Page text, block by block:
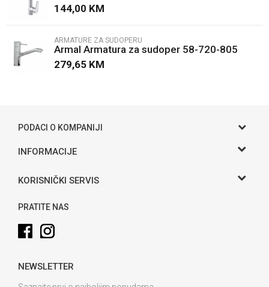
144,00 KM
ARMATURE ZA SUDOPERU
Armal Armatura za sudoper 58-720-805
279,65 KM
PODACI O KOMPANIJI
Gama S doo
Adresa
Telefon:
Email:
Račun
INFORMACIJE
O nama
KORISNIČKI SERVIS
Uslovi korišćenja i prodaje
Kako kupiti
Plaćanje karticama
Isporuka
PRATITE NAS
NEWSLETTER